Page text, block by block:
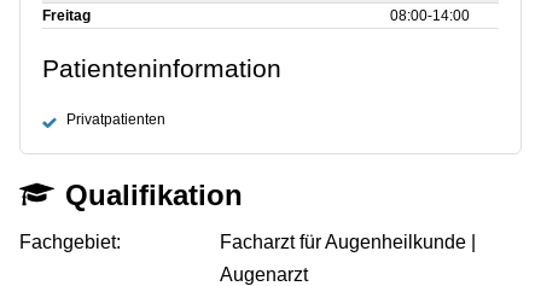
Freitag
08:00‑14:00
Patienteninformation
Privatpatienten
Qualifikation
Fachgebiet:
Facharzt für Augenheilkunde |
Augenarzt